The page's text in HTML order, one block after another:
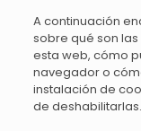
A continuación
sobre qué son
esta web, cómo
navegador o
instalación de
de deshabilitarlas.